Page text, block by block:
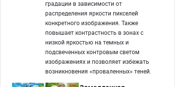
градации в зависимости от
распределения яркости пикселей
конкретного изображения. Также
повышает контрастность в зонах с
низкой яркостью на темных и
подсвеченных контровым светом
изображениях и позволяет избежать
возникновения «проваленных» теней.